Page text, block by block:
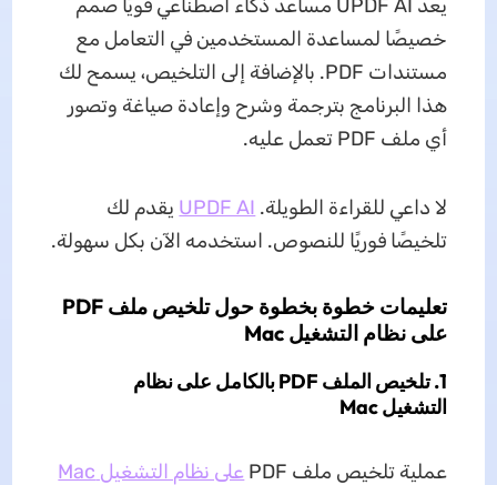
يعد UPDF AI مساعد ذكاء اصطناعي قويًا صمم
خصيصًا لمساعدة المستخدمين في التعامل مع
مستندات PDF. بالإضافة إلى التلخيص، يسمح لك
هذا البرنامج بترجمة وشرح وإعادة صياغة وتصور
أي ملف PDF تعمل عليه.
لا داعي للقراءة الطويلة. UPDF AI يقدم لك
تلخيصًا فوريًا للنصوص. استخدمه الآن بكل سهولة.
تعليمات خطوة بخطوة حول تلخيص ملف PDF
على نظام التشغيل Mac
1. تلخيص الملف PDF بالكامل على نظام
التشغيل Mac
عملية تلخيص ملف PDF
على نظام التشغيل Mac